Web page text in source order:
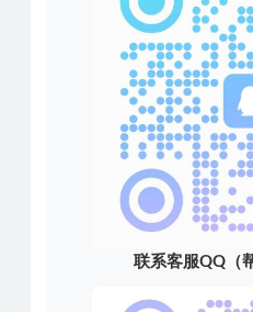
联系客服QQ（